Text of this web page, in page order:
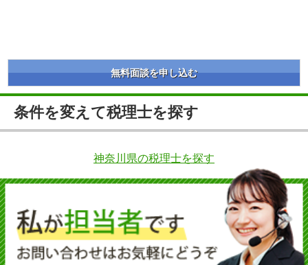
無料面談を申し込む
条件を変えて税理士を探す
神奈川県の税理士を探す